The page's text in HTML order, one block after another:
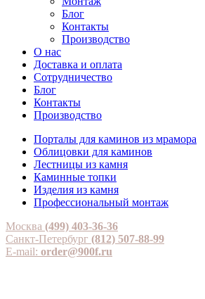
Блог
Контакты
Производство
О нас
Доставка и оплата
Сотрудничество
Блог
Контакты
Производство
Порталы для каминов из мрамора
Облицовки для каминов
Лестницы из камня
Каминные топки
Изделия из камня
Профессиональный монтаж
Москва (499) 403-36-36
Санкт-Петербург (812) 507-88-99
E-mail: order@900f.ru